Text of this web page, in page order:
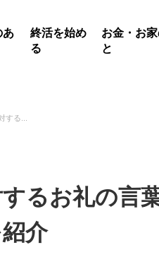
あ
終活を始め
る
お金・お家
と
する...
するお礼の言
介